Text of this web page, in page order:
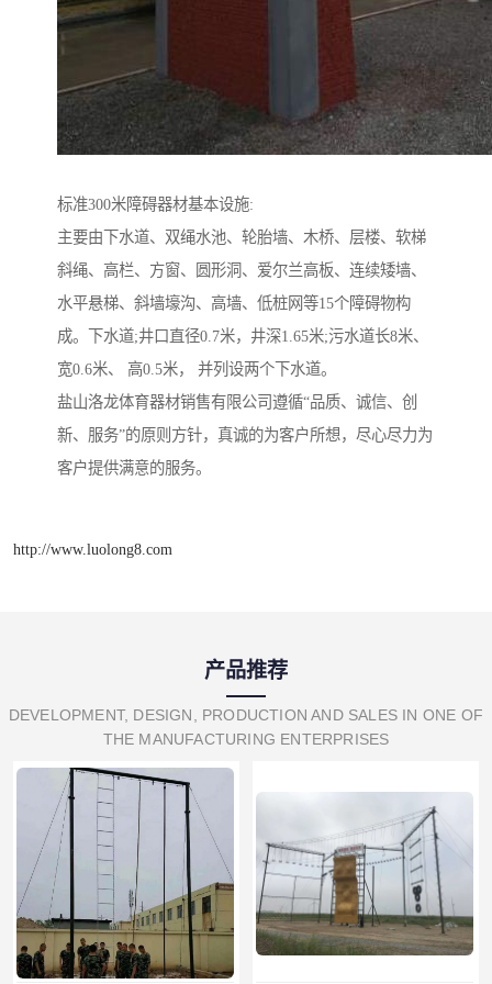
标准300米障碍器材基本设施:
主要由下水道、双绳水池、轮胎墙、木桥、层楼、软梯
斜绳、高栏、方窗、圆形洞、爱尔兰高板、连续矮墙、
水平悬梯、斜墙壕沟、高墙、低桩网等15个障碍物构
成。下水道;井口直径0.7米，井深1.65米;污水道长8米、
宽0.6米、 高0.5米， 并列设两个下水道。
盐山洛龙体育器材销售有限公司遵循“品质、诚信、创
新、服务”的原则方针，真诚的为客户所想，尽心尽力为
客户提供满意的服务。
http://www.luolong8.com
产品推荐
DEVELOPMENT, DESIGN, PRODUCTION AND SALES IN ONE OF
THE MANUFACTURING ENTERPRISES